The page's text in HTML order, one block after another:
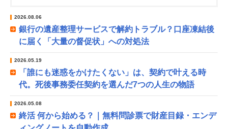
2026.08.06
銀行の遺産整理サービスで解約トラブル？口座凍結後
に届く「大量の督促状」への対処法
2026.05.19
「誰にも迷惑をかけたくない」は、契約で叶える時
代。死後事務委任契約を選んだ7つの人生の物語
2026.05.08
終活 何から始める？｜無料問診票で財産目録・エンデ